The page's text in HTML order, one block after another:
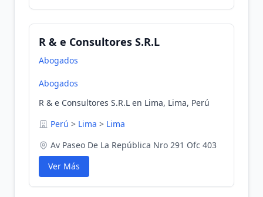
R & e Consultores S.R.L
Abogados
Abogados
R & e Consultores S.R.L en Lima, Lima, Perú
Perú > Lima > Lima
Av Paseo De La República Nro 291 Ofc 403
Ver Más